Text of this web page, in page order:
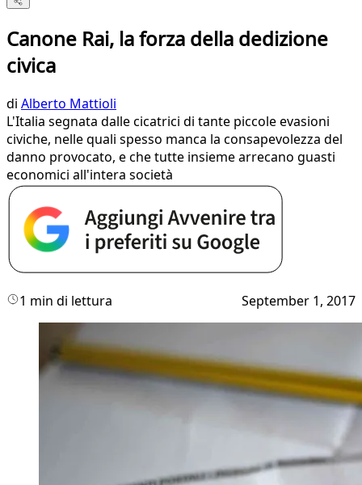
Canone Rai, la forza della dedizione
civica
di Alberto Mattioli
L'Italia segnata dalle cicatrici di tante piccole evasioni
civiche, nelle quali spesso manca la consapevolezza del
danno provocato, e che tutte insieme arrecano guasti
economici all'intera società
1 min di lettura September 1, 2017